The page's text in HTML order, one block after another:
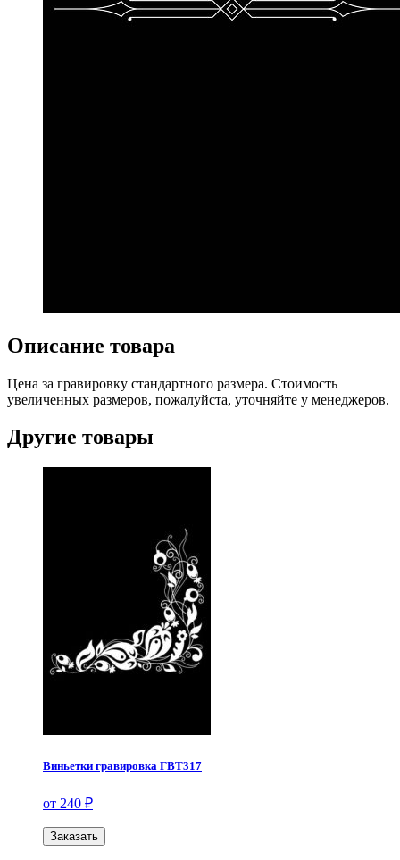
Описание товара
Цена за гравировку стандартного размера. Стоимость
увеличенных размеров, пожалуйста, уточняйте у менеджеров.
Другие товары
Виньетки гравировка ГВТ317
от 240 ₽
Заказать